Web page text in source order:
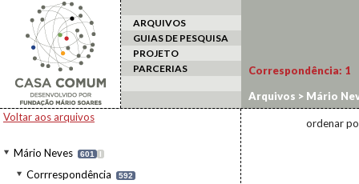
ARQUIVOS
GUIAS DE PESQUISA
PROJETO
PARCERIAS
Voltar aos arquivos
Mário Neves 601 I
Corrrespondência 592
Correspondência: 1
Arquivos > Mário
ordenar